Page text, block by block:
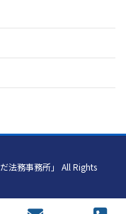
法務事務所」 All Rights